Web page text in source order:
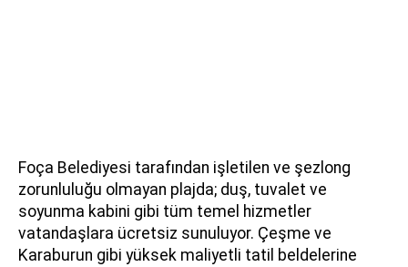
Foça Belediyesi tarafından işletilen ve şezlong
zorunluluğu olmayan plajda; duş, tuvalet ve
soyunma kabini gibi tüm temel hizmetler
vatandaşlara ücretsiz sunuluyor. Çeşme ve
Karaburun gibi yüksek maliyetli tatil beldelerine